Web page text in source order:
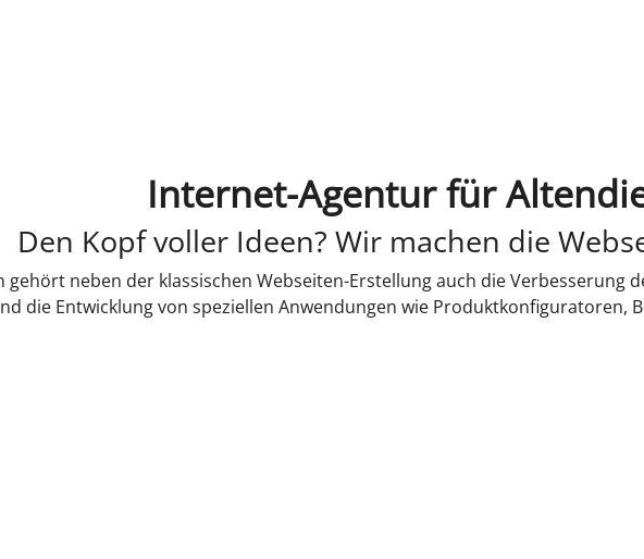
Internet-Agentur für
Den Kopf voller Ideen? Wir machen die
gehört neben der klassischen Webseiten-Erstellung auch die Verbesserung
die Entwicklung von speziellen Anwendungen wie Produktkonfiguratoren,